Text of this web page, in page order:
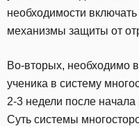
необходимости
механизмы защиты от
Во-вторых, необходимо
ученика в систему
2-3 недели после
Суть системы